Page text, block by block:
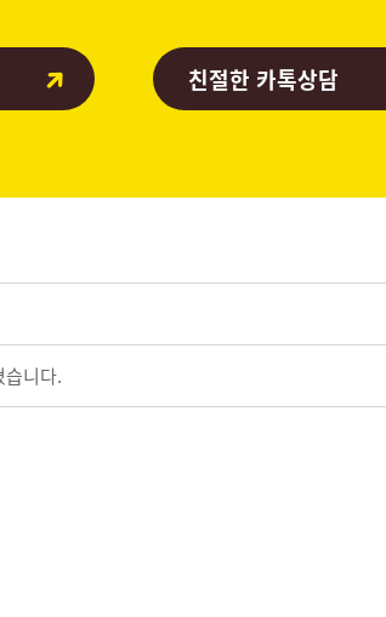
친절한 카톡상담
니다.